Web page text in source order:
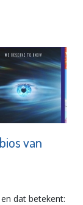
van
dat betekent: